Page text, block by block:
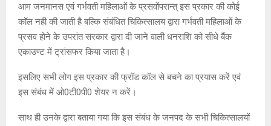
आम जनमानस एवं गर्भवती महिलाओं के प्रसवोंपरान्त् इस प्रकार की कोई
कॉल नही की जाती है बल्कि संबंधित चिकित्सालय द्वारा गर्भवती महिलाओं के
प्रसव होने के उपरांत सरकार द्वारा दी जाने वाली धनराशि को सीधे बैंक
एकाउण्ट में ट्रांसफर किया जाता है।
इसलिए सभी लोग इस प्रकार की फ्रॉड कॉल से बचने का प्रयास करें एवं
इस संबंध में ओ0टी0पी0 शेयर न करें।
साथ ही उनके द्वारा बताया गया कि इस संबंध के जनपद के सभी चिकित्सालयों